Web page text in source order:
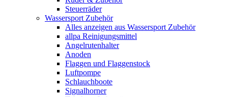
Steuerräder
Wassersport Zubehör
Alles anzeigen aus Wassersport Zubehör
allpa Reinigungsmittel
Angelrutenhalter
Anoden
Flaggen und Flaggenstock
Luftpompe
Schlauchboote
Signalhorner